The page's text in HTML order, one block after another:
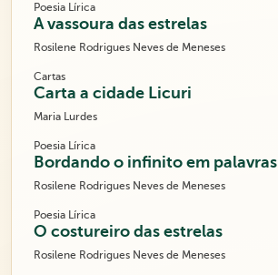
Poesia Lírica
A vassoura das estrelas
Rosilene Rodrigues Neves de Meneses
Cartas
Carta a cidade Licuri
Maria Lurdes
Poesia Lírica
Bordando o infinito em palavras
Rosilene Rodrigues Neves de Meneses
Poesia Lírica
O costureiro das estrelas
Rosilene Rodrigues Neves de Meneses